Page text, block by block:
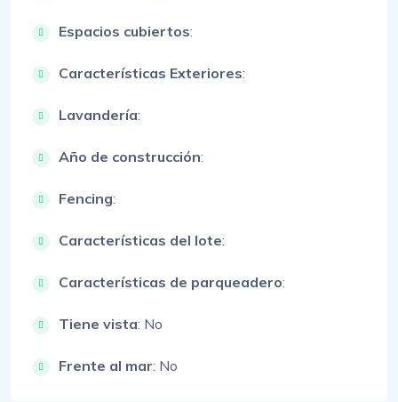
Espacios cubiertos:
Características Exteriores:
Lavandería:
Año de construcción:
Fencing:
Características del lote:
Características de parqueadero:
Tiene vista: No
Frente al mar: No